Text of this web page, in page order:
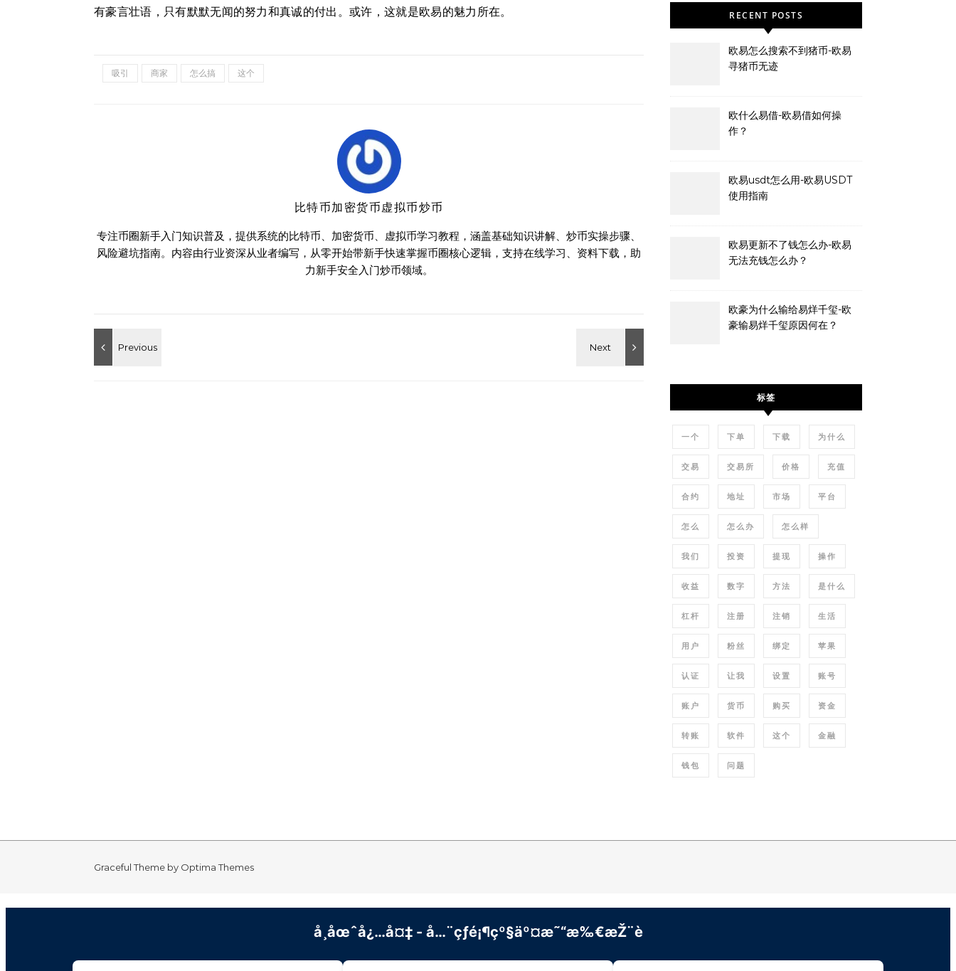
有豪言壮语，只有默默无闻的努力和真诚的付出。或许，这就是欧易的魅力所在。
吸引 商家 怎么搞 这个
比特币加密货币虚拟币炒币
专注币圈新手入门知识普及，提供系统的比特币、加密货币、虚拟币学习教程，涵盖基础知识讲解、炒币实操步骤、
风险避坑指南。内容由行业资深从业者编写，从零开始带新手快速掌握币圈核心逻辑，支持在线学习、资料下载，助
力新手安全入门炒币领域。
RECENT POSTS
欧易怎么搜索不到猪币-欧易
寻猪币无迹
欧什么易借-欧易借如何操
作？
欧易usdt怎么用-欧易USDT
使用指南
欧易更新不了钱怎么办-欧易
无法充钱怎么办？
欧豪为什么输给易烊千玺-欧
豪输易烊千玺原因何在？
标签
一个 下单 下载 为什么
交易 交易所 价格 充值
合约 地址 市场 平台
怎么 怎么办 怎么样
我们 投资 提现 操作
收益 数字 方法 是什么
杠杆 注册 注销 生活
用户 粉丝 绑定 苹果
认证 让我 设置 账号
账户 货币 购买 资金
转账 软件 这个 金融
钱包 问题
Graceful Theme by Optima Themes